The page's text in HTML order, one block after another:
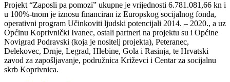
Projekt “Zaposli pa pomozi” ukupne je vrijednosti 6.781.081,66 kn i
u 100%-tnom je iznosu financiran iz Europskog socijalnog fonda,
operativni program Učinkoviti ljudski potencijali 2014. – 2020., a uz
Općinu Koprivnički Ivanec, ostali partneri na projektu su i Općine
Novigrad Podravski (koja je nositelj projekta), Peteranec,
Đelekovec, Drnje, Legrad, Hlebine, Gola i Rasinja, te Hrvatski
zavod za zapošljavanje, podružnica Križevci i Centar za socijalnu
skrb Koprivnica.